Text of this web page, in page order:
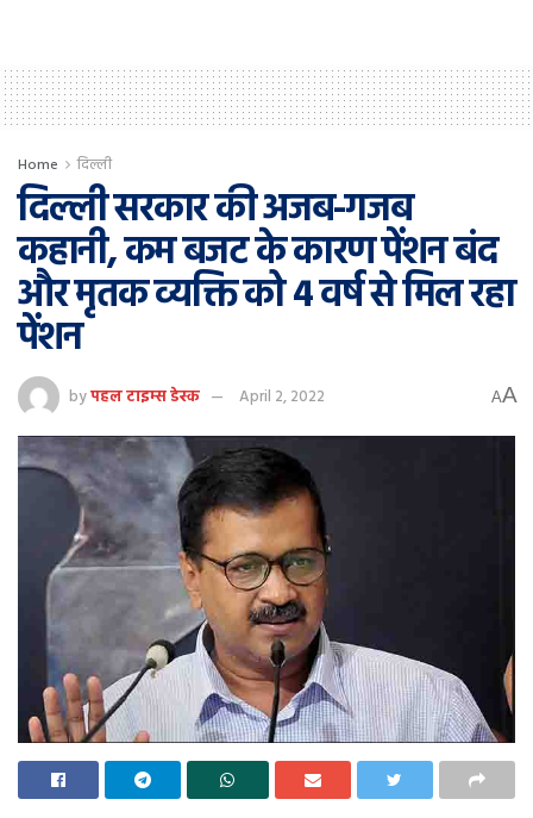
Home दिल्ली
दिल्ली सरकार की अजब-गजब
कहानी, कम बजट के कारण पेंशन बंद
और मृतक व्यक्ति को 4 वर्ष से मिल रहा
पेंशन
byपहल टाइम्स डेस्क April 2, 2022 AA